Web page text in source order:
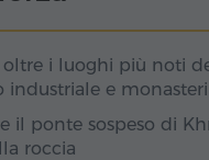
oltre i luoghi più noti
industriale e
il ponte sospeso di
roccia